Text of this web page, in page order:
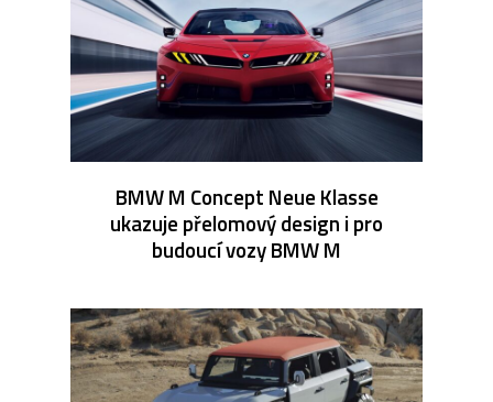
BMW M Concept Neue Klasse
ukazuje přelomový design i pro
budoucí vozy BMW M